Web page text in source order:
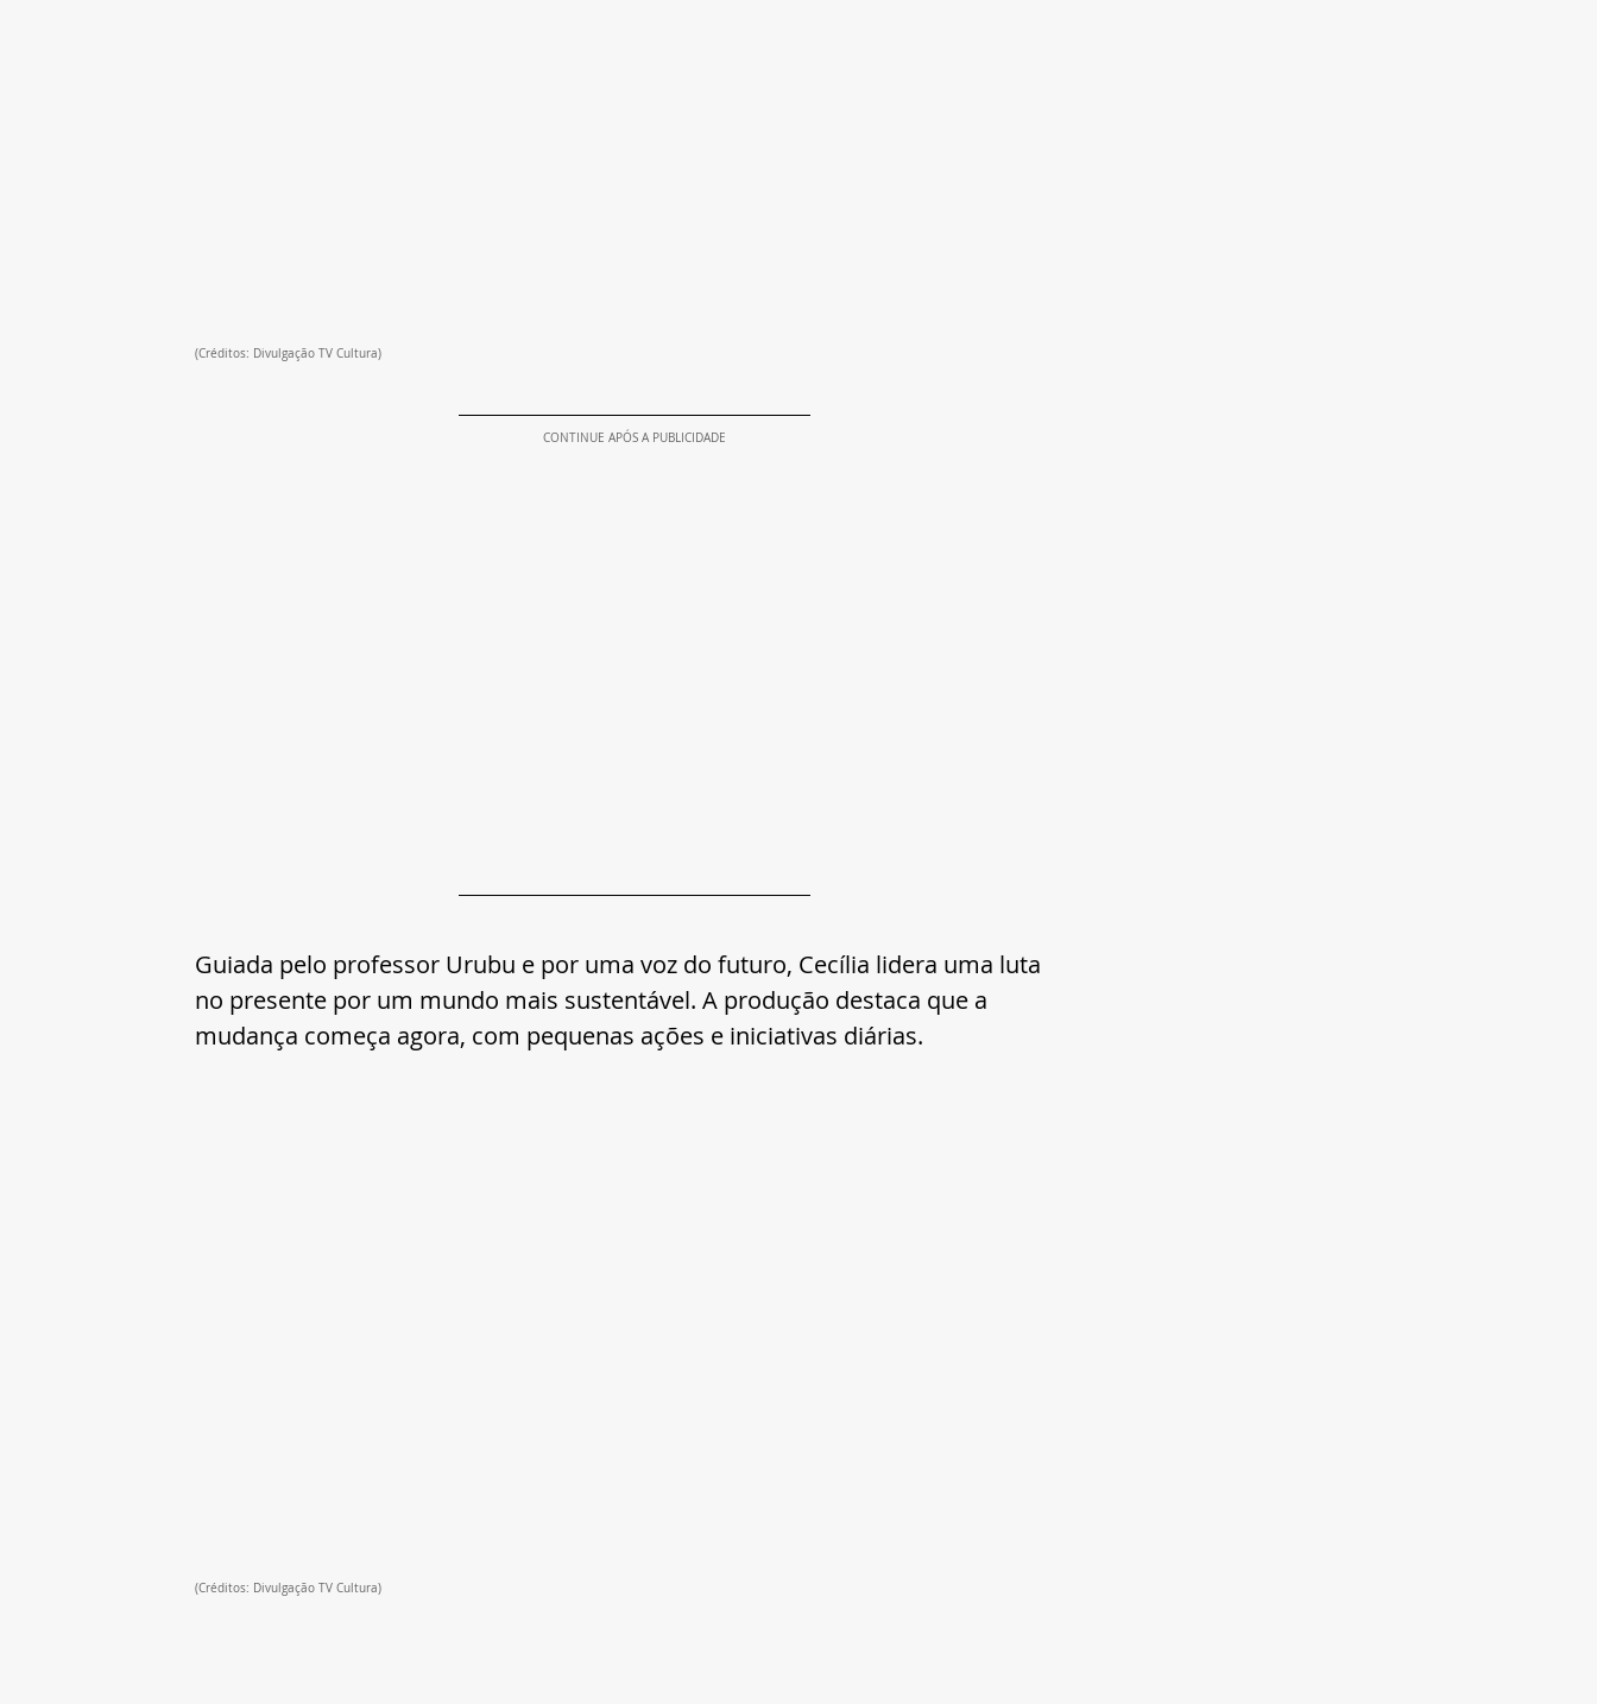
(Créditos: Divulgação TV Cultura)
CONTINUE APÓS A PUBLICIDADE
Guiada pelo professor Urubu e por uma voz do futuro, Cecília lidera uma luta
no presente por um mundo mais sustentável. A produção destaca que a
mudança começa agora, com pequenas ações e iniciativas diárias.
(Créditos: Divulgação TV Cultura)